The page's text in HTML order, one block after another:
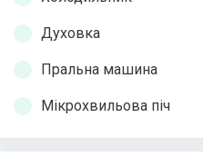
Духовка
Пральна машина
Мікрохвильова піч